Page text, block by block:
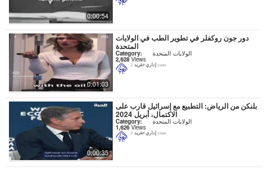
0:00:54
0:01:03
دور جون روكفلر في تطوير الطب في الولايات
المتحدة
Category: الولايات المتحدة
2,628Views
إداري-تغريد 2 years
0:00:35
بلنكن من الرياض: التطبيع مع إسرائيل قارب على
الاكتمال، أبريل 2024
Category: الولايات المتحدة
1,626Views
إداري-تغريد 2 years